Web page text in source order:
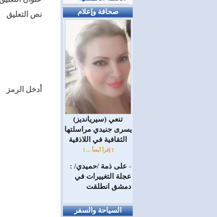
نص التعليق
أدخل الرمز
صحافة وإعلام
(سيريانديز) تنعي
يسرى جنيدي مراسلتها
الثقافية في اللاذقية
[ إقرأ أيضاً ... ]
= على ذمة /حميدي/ :
عجلة التغييرات في
دمشق انطلقت
السياحة والسفر